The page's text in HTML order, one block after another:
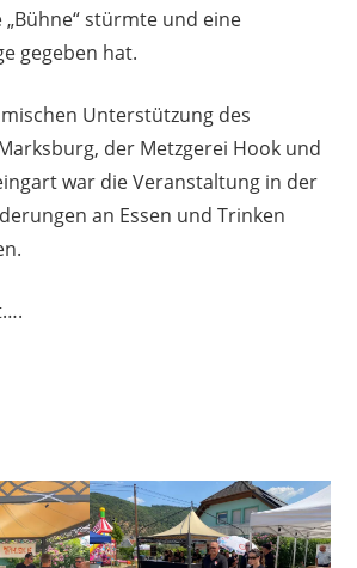
stürmte und eine
gegeben hat.
Unterstützung des
der Metzgerei Hook und
war die Veranstaltung in der
an Essen und Trinken